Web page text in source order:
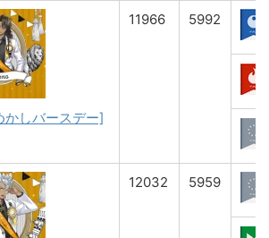
かしバースデー]
11966 5992
12032 5959